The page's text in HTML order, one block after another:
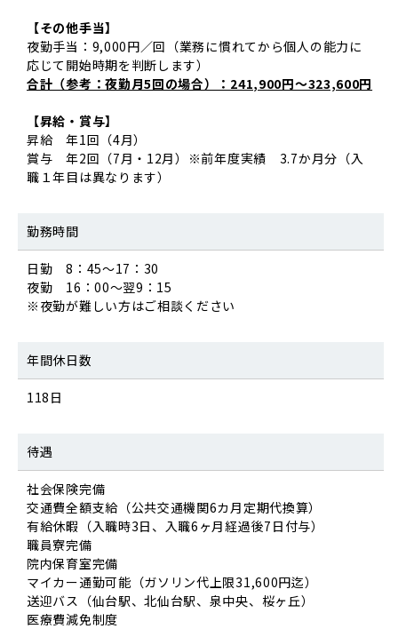
【その他手当】
夜勤手当：9,000円／回（業務に慣れてから個人の能力に
応じて開始時期を判断します）
合計（参考：夜勤月5回の場合）：241,900円～323,600円
【昇給・賞与】
昇給 年1回（4月）
賞与 年2回（7月・12月）※前年度実績 3.7か月分（入
職１年目は異なります）
勤務時間
日勤 8：45～17：30
夜勤 16：00～翌9：15
※夜勤が難しい方はご相談ください
年間休日数
118日
待遇
社会保険完備
交通費全額支給（公共交通機関6カ月定期代換算）
有給休暇（入職時3日、入職6ヶ月経過後7日付与）
職員寮完備
院内保育室完備
マイカー通勤可能（ガソリン代上限31,600円迄）
送迎バス（仙台駅、北仙台駅、泉中央、桜ヶ丘）
医療費減免制度